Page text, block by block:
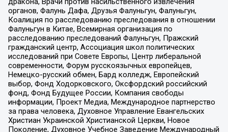
органов, Фалунь Дафа, Друзья Фалуньгун, Фалуньгун,
Коалиция по расследованию преследования в отношении
Фалуньгун в Китае, Всемирная организация по
расследованию преследований Фалуньгун, Пражский
гражданский центр, Ассоциация школ политических
исследований при Совете Европы, Центр либеральной
современности, Форум русскоязычных европейцев,
Немецко-русский обмен, Бард колледж, Европейский
выбор, Фонд Ходорковского, Оксфордский российский
фонд, Фонд Будущее России, Компания свободы
информации, Проект Медиа, Международное партнерство
за права человека, Духовное Управление Евангельских
Христиан Украинской Христианской Церкви, Новое
Поколение, Духовное Учебное Заведение Международный